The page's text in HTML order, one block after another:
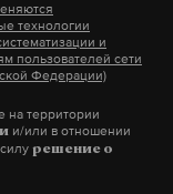
можно
биткойны,
технологии
и
пользователей сети
Федерации)
на территории
и/или в отношении
решение о